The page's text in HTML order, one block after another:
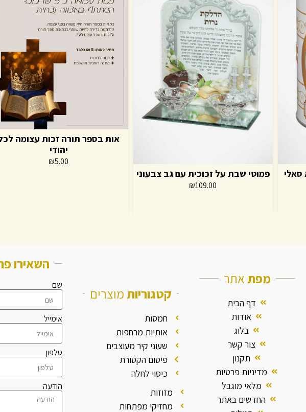
פמוטי שבת על זכוכית עם גב צבעוני
₪109.00
אות בספר תורה זכות עצומה
יהודי
₪5.00
מפתאתר
דף הבית
אודות
בלוג
צור קשר
תקנון
מדיניות פרטיות
מלאי מוגבל
החדשים באתר
קטגוריותמוצרים
חמסות
אותיות מרחפות
שעוני קיר מעוצבים
פיטום הקטורת
כיסוי לחלה
מזוזות
מחזיקי מפתחות
השאירו
שם
אימייל
טלפון
הודעה